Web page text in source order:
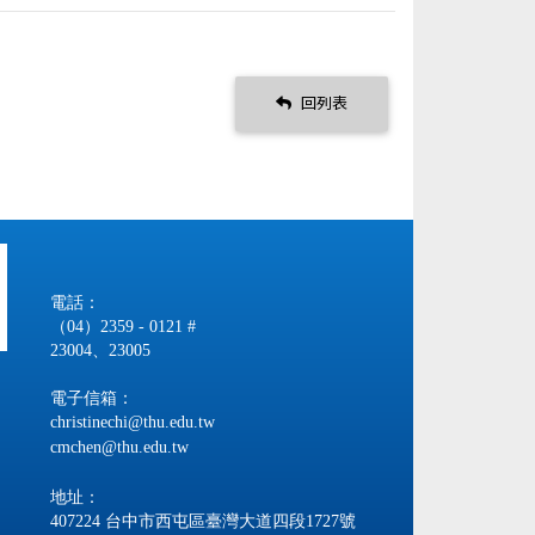
回列表
電話：
（04）2359 - 0121 #
23004、23005
電子信箱：
christinechi@thu.edu.tw
cmchen@thu.edu.tw
地址：
407224 台中市西屯區臺灣大道四段1727號